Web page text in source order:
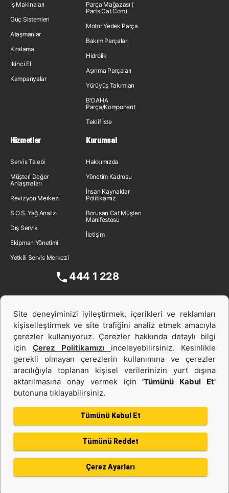
İş Makinaları
Güç Sistemleri
Ataşmanlar
Kiralama
İkinci El
Kampanyalar
Parça Mağazası (
Parts.Cat.Com)
Motor Yedek Parça
Bakım Parçaları
Hidrolik
Aşınma Parçaları
Yürüyüş Takımları
B'DAHA
Parça/Komponent
Teklif İste
Hizmetler
Servis Talebi
Müşteri Değer
Anlaşmaları
Revizyon Merkezi
S.O.S. Yağ Analizi
Dış Servis
Ekipman Yönetimi
Yetkili Servis Merkezi
Kurumsal
Hakkımızda
Yönetim Kadrosu
İnsan Kaynakları
Politikamız
Borusan Cat Müşteri
Manifestosu
İletişim
444 1 228
İş Makinası ve Güç Sistemleri
İkinci el ve Kiralama
Gizlilik Politikası
Kullanım Şartları
Çerez politikası
Bilgi Toplumu Hizmeti
Kişisel Verilerin Korunması
Site deneyiminizi iyileştirmek, içerikleri ve reklamları
kişiselleştirmek ve site trafiğini analiz etmek amacıyla
çerezler kullanıyoruz. Çerezler hakkında detaylı bilgi
için Çerez Politikamızı inceleyebilirsiniz. Kesinlikle
gerekli olmayan çerezlerin kullanımına ve çerezler
aracılığıyla toplanan kişisel verilerinizin yurt dışına
aktarılmasına onay vermek için'Tümünü Kabul Et'
butonuna tıklayabilirsiniz.
Tümünü Kabul Et
Tümünü Reddet
Çerez Ayarları